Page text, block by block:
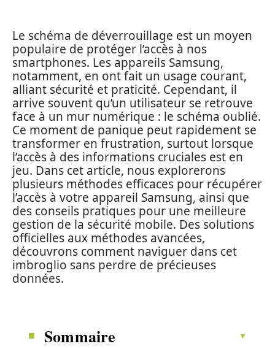
Le schéma de déverrouillage est un moyen
populaire de protéger l’accès à nos
smartphones. Les appareils Samsung,
notamment, en ont fait un usage courant,
alliant sécurité et praticité. Cependant, il
arrive souvent qu’un utilisateur se retrouve
face à un mur numérique : le schéma oublié.
Ce moment de panique peut rapidement se
transformer en frustration, surtout lorsque
l’accès à des informations cruciales est en
jeu. Dans cet article, nous explorerons
plusieurs méthodes efficaces pour récupérer
l’accès à votre appareil Samsung, ainsi que
des conseils pratiques pour une meilleure
gestion de la sécurité mobile. Des solutions
officielles aux méthodes avancées,
découvrons comment naviguer dans cet
imbroglio sans perdre de précieuses
données.
Sommaire